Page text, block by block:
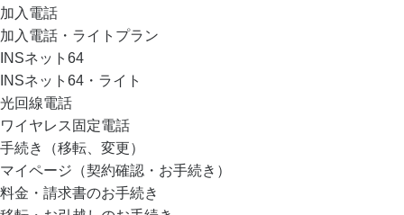
加入電話
加入電話・ライトプラン
INSネット64
INSネット64・ライト
光回線電話
ワイヤレス固定電話
手続き（移転、変更）
マイページ（契約確認・お手続き）
料金・請求書のお手続き